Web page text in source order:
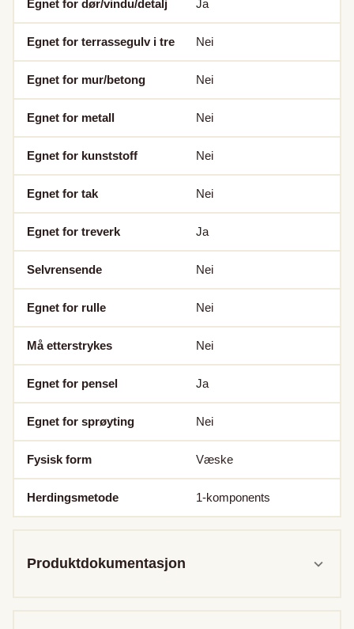
Egnet for dør/vindu/detalj Ja
Egnet for terrassegulv i tre Nei
Egnet for mur/betong Nei
Egnet for metall Nei
Egnet for kunststoff Nei
Egnet for tak Nei
Egnet for treverk Ja
Selvrensende Nei
Egnet for rulle Nei
Må etterstrykes Nei
Egnet for pensel Ja
Egnet for sprøyting Nei
Fysisk form Væske
Herdingsmetode 1-komponents
Produktdokumentasjon